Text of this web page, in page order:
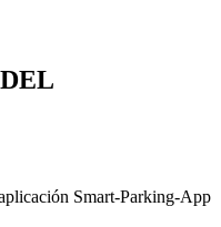
Smart-Parking-App